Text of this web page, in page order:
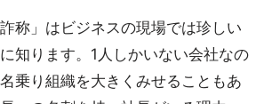
称」はビジネスの現場では珍しい
知ります。1人しかいない会社なの
乗り組織を大きくみせることもあ